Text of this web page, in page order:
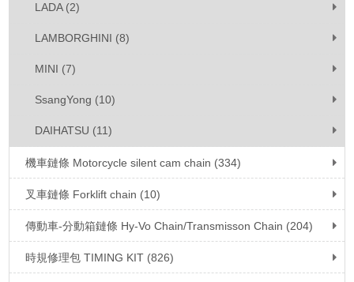
LADA (2)
LAMBORGHINI (8)
MINI (7)
SsangYong (10)
DAIHATSU (11)
機車鏈條 Motorcycle silent cam chain (334)
叉車鏈條 Forklift chain (10)
傳動車-分動箱鏈條 Hy-Vo Chain/Transmisson Chain (204)
時規修理包 TIMING KIT (826)